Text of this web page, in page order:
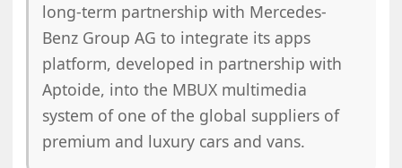
long-term partnership with Mercedes-
Benz Group AG to integrate its apps
platform, developed in partnership with
Aptoide, into the MBUX multimedia
system of one of the global suppliers of
premium and luxury cars and vans.